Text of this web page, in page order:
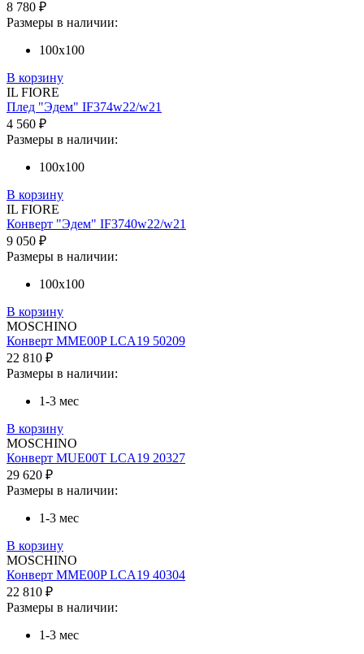
8 780 ₽
Размеры в наличии:
100х100
В корзину
IL FIORE
Плед "Эдем" IF374w22/w21
4 560 ₽
Размеры в наличии:
100х100
В корзину
IL FIORE
Конверт "Эдем" IF3740w22/w21
9 050 ₽
Размеры в наличии:
100х100
В корзину
MOSCHINO
Конверт MME00P LCA19 50209
22 810 ₽
Размеры в наличии:
1-3 мес
В корзину
MOSCHINO
Конверт MUE00T LCA19 20327
29 620 ₽
Размеры в наличии:
1-3 мес
В корзину
MOSCHINO
Конверт MME00P LCA19 40304
22 810 ₽
Размеры в наличии:
1-3 мес